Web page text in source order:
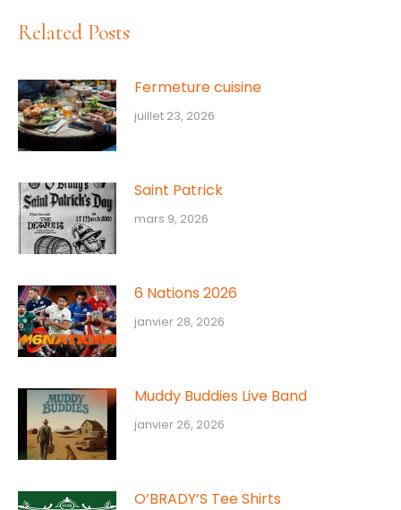
Related Posts
Fermeture cuisine
juillet 23, 2026
Saint Patrick
mars 9, 2026
6 Nations 2026
janvier 28, 2026
Muddy Buddies Live Band
janvier 26, 2026
O’BRADY’S Tee Shirts